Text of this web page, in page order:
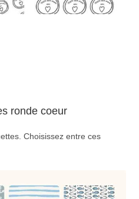
ronde coeur
Choisissez entre ces